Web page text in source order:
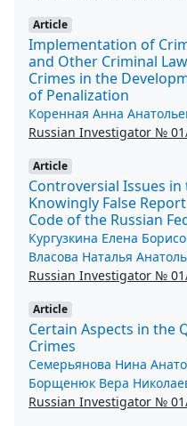
Article
Implementation of
and Other Criminal
Crimes in the
of Penalization
Коренная Анна
Russian Investigator №
Article
Controversial Issues
Knowingly False
Code of the Russian
Кургузкина Елена
Власова Наталья
Russian Investigator №
Article
Certain Aspects in the
Crimes
Семерьянова Нина
Борщенюк Вера
Russian Investigator №